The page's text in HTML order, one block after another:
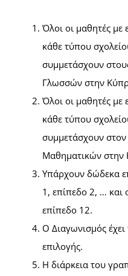
Όλοι οι μαθητές με
κάθε τύπου
συμμετάσχουν
Γλωσσών στην
Όλοι οι μαθητές με
κάθε τύπου
συμμετάσχουν
Μαθηματικών στην
Υπάρχουν δώδεκα
1, επίπεδο 2, … και
επίπεδο 12.
Ο Διαγωνισμός
επιλογής.
Η διάρκεια του